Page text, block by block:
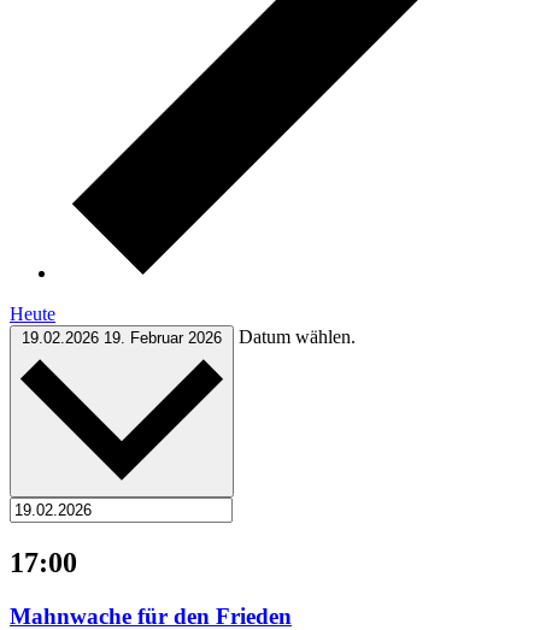
Heute
19.02.2026 19. Februar 2026 Datum wählen.
17:00
Mahnwache für den Frieden